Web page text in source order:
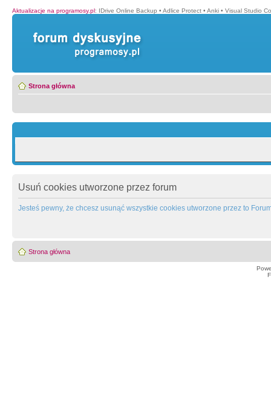
Aktualizacje na programosy.pl: IDrive Online Backup • Adlice Protect • Anki • Visual Studio
Strona główna
Usuń cookies utworzone przez forum
Jesteś pewny, że chcesz usunąć wszystkie cookies utworzone przez to
Strona główna